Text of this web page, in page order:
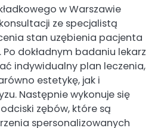
w Warszawie
ze specjalistą
stan uzębienia pacjenta
dokładnym badaniu lekarz
indywidualny plan leczenia,
estetykę, jak i
Następnie wykonuje się
zębów, które są
spersonalizowanych